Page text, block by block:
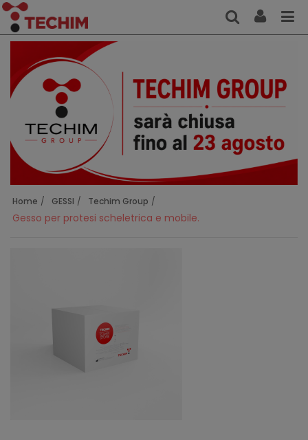
Home GESSI Techim Group
Gesso per protesi scheletrica e mobile.